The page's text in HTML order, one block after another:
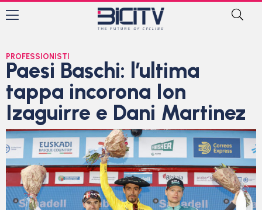
PROFESSIONISTI
Paesi Baschi: l’ultima
tappa incorona Ion
Izaguirre e Dani Martinez